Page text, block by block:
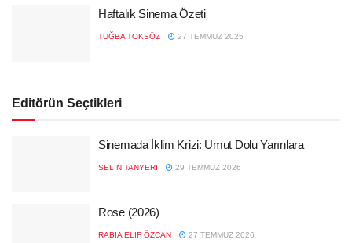
Haftalık Sinema Özeti
TUĞBA TOKSÖZ 27 TEMMUZ 2025
Editörün Seçtikleri
Sinemada İklim Krizi: Umut Dolu Yarınlara
SELIN TANYERI 29 TEMMUZ 2026
Rose (2026)
RABIA ELIF ÖZCAN 27 TEMMUZ 2026